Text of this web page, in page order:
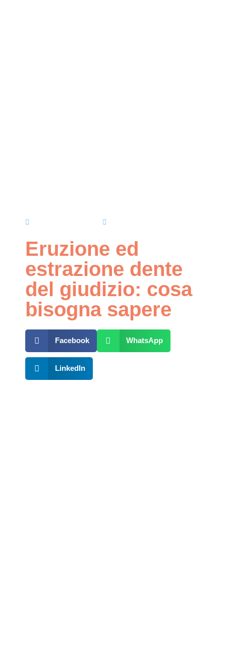
Eruzione ed
estrazione dente
del giudizio: cosa
bisogna sapere
Facebook WhatsApp
LinkedIn